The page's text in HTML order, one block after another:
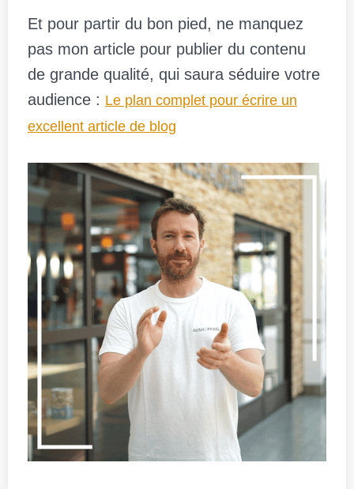
Et pour partir du bon pied, ne manquez
pas mon article pour publier du contenu
de grande qualité, qui saura séduire votre
audience : Le plan complet pour écrire un
excellent article de blog